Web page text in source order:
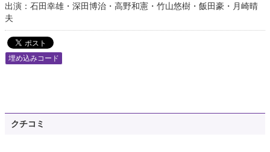
出演：石田幸雄・深田博治・高野和憲・竹山悠樹・飯田豪・月崎晴
夫
埋め込みコード
クチコミ